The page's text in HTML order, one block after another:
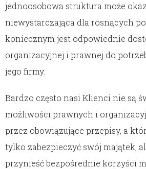
jednoosobowa struktura może
niewystarczająca dla rosnących
koniecznym jest odpowiednie
organizacyjnej i prawnej do
jego firmy.
Bardzo często nasi Klienci nie są
możliwości prawnych i
przez obowiązujące przepisy, a
tylko zabezpieczyć swój majątek,
przynieść bezpośrednie korzyści